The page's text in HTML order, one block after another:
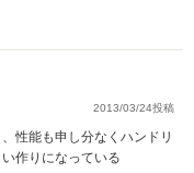
2013/03/24投稿
性能も申し分なくハンドリ
作りになっている